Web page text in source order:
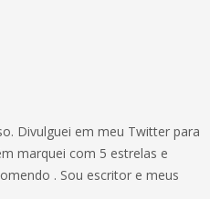
Divulguei em meu Twitter para
marquei com 5 estrelas e
. Sou escritor e meus